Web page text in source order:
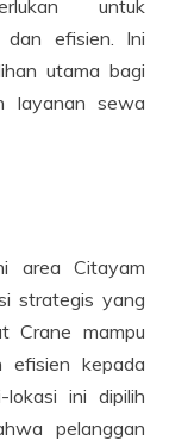
untuk
dan efisien. Ini
utama bagi
layanan sewa
area Citayam
strategis yang
Crane mampu
efisien kepada
lokasi ini dipilih
pelanggan